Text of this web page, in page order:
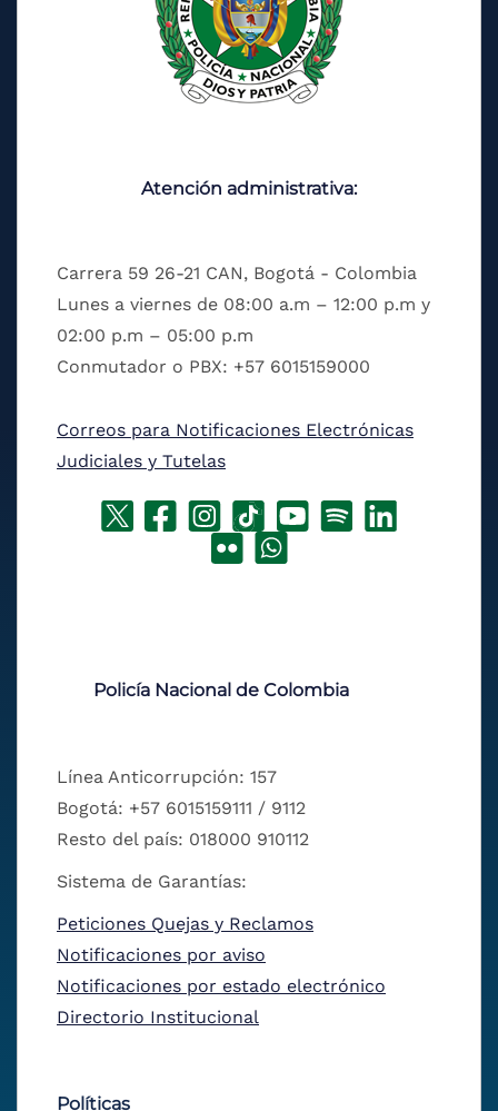
Atención administrativa:
Carrera 59 26-21 CAN, Bogotá - Colombia
Lunes a viernes de 08:00 a.m – 12:00 p.m y
02:00 p.m – 05:00 p.m
Conmutador o PBX: +57 6015159000
Correos para Notificaciones Electrónicas
Judiciales y Tutelas
Policía Nacional de Colombia
Línea Anticorrupción: 157
Bogotá: +57 6015159111 / 9112
Resto del país: 018000 910112
Sistema de Garantías:
Peticiones Quejas y Reclamos
Notificaciones por aviso
Notificaciones por estado electrónico
Directorio Institucional
Políticas